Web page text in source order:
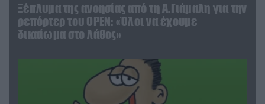
Ξέπλυμα της ανοησίας από τη Α.Γιάμαλη για την
ρεπόρτερ του ΟΡΕΝ: «Όλοι να έχουμε
δικαίωμα στο λάθος»